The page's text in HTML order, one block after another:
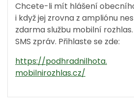
Chcete-li mít hlášení
i když jej zrovna z ampliónu
zdarma službu mobilní
SMS zpráv. Přihlaste se zde:
https://podhradnilhota.
mobilnirozhlas.cz/